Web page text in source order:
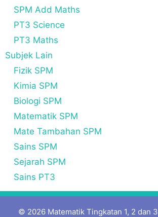
SPM Add Maths
PT3 Science
PT3 Maths
Subjek Lain
Fizik SPM
Kimia SPM
Biologi SPM
Matematik SPM
Mate Tambahan SPM
Sains SPM
Sejarah SPM
Sains PT3
© 2026 Matematik Tingkatan 1, 2 dan 3